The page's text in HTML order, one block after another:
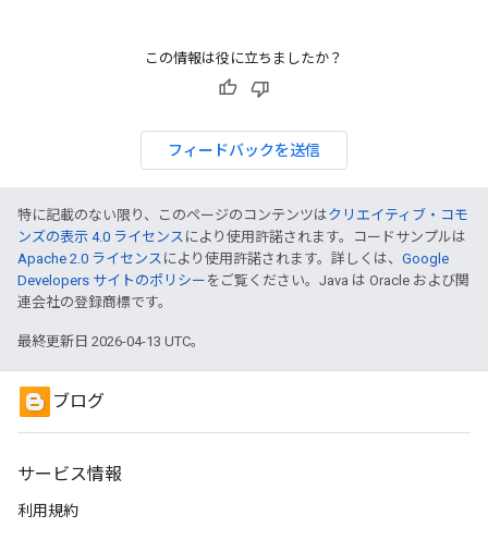
この情報は役に立ちましたか？
フィードバックを送信
特に記載のない限り、このページのコンテンツはクリエイティブ・コモ
ンズの表示 4.0 ライセンス により使用許諾されます。コードサンプルは
Apache 2.0 ライセンス により使用許諾されます。詳しくは、 Google
Developers サイトのポリシー をご覧ください。Java は Oracle および関
連会社の登録商標です。
最終更新日 2026-04-13 UTC。
ブログ
サービス情報
利用規約